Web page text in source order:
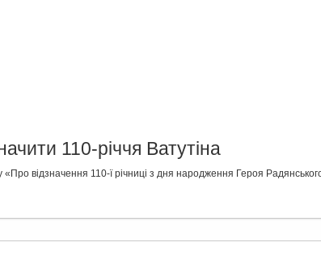
110-річчя Ватутіна
відзначення 110-ї річниці з дня народження Героя